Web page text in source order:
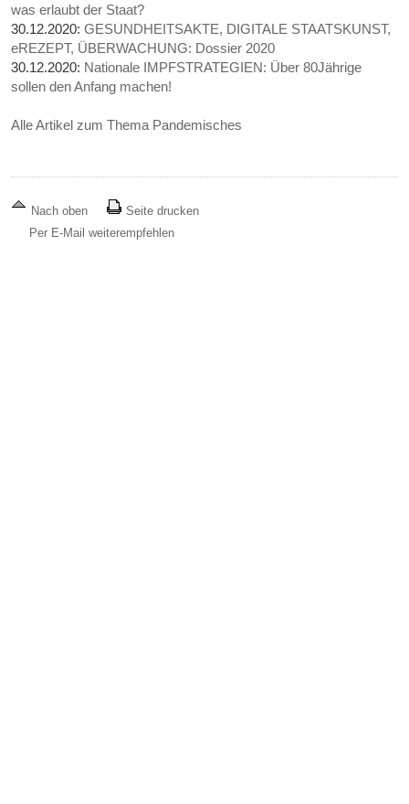
was erlaubt der Staat?
30.12.2020:GESUNDHEITSAKTE, DIGITALE STAATSKUNST,
eREZEPT, ÜBERWACHUNG: Dossier 2020
30.12.2020: Nationale IMPFSTRATEGIEN: Über 80Jährige
sollen den Anfang machen!
Alle Artikel zum Thema Pandemisches
Nach oben
Seite drucken
Per E-Mail weiterempfehlen